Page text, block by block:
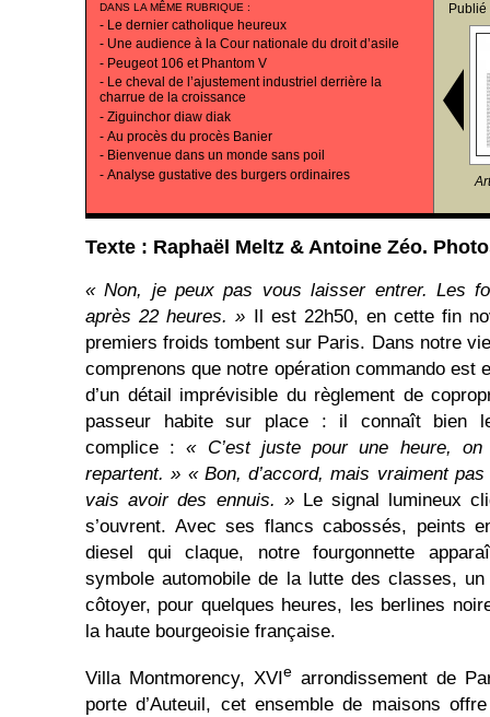
DANS LA MÊME RUBRIQUE :
- Le dernier catholique heureux
- Une audience à la Cour nationale du droit d’asile
- Peugeot 106 et Phantom V
- Le cheval de l’ajustement industriel derrière la
charrue de la croissance
- Ziguinchor diaw diak
- Au procès du procès Banier
- Bienvenue dans un monde sans poil
- Analyse gustative des burgers ordinaires
Texte : Raphaël Meltz & Antoine Zéo.
« Non, je peux pas vous laisser entrer. Les
après 22 heures. » Il est 22h50, en cette fin
premiers froids tombent sur Paris. Dans notre
comprenons que notre opération commando est
d’un détail imprévisible du règlement de
passeur habite sur place : il connaît bien
complice :« C’est juste pour une heure,
repartent. » « Bon, d’accord, mais vraiment
vais avoir des ennuis. »Le signal lumineux
s’ouvrent. Avec ses flancs cabossés, peints
diesel qui claque, notre fourgonnette
symbole automobile de la lutte des classes,
côtoyer, pour quelques heures, les berlines
la haute bourgeoisie française.
Villa Montmorency, XVIe arrondissement de
porte d’Auteuil, cet ensemble de maisons